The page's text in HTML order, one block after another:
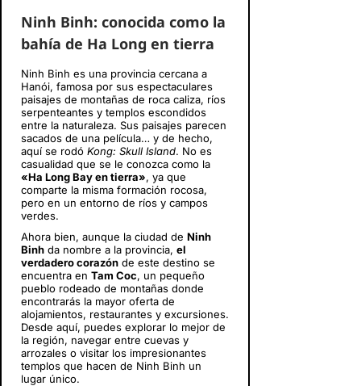
Ninh Binh: conocida como la
bahía de Ha Long en tierra
Ninh Binh es una provincia cercana a
Hanói, famosa por sus espectaculares
paisajes de montañas de roca caliza, ríos
serpenteantes y templos escondidos
entre la naturaleza. Sus paisajes parecen
sacados de una película… y de hecho,
aquí se rodó Kong: Skull Island. No es
casualidad que se le conozca como la
«Ha Long Bay en tierra», ya que
comparte la misma formación rocosa,
pero en un entorno de ríos y campos
verdes.
Ahora bien, aunque la ciudad de Ninh
Binh da nombre a la provincia, el
verdadero corazón de este destino se
encuentra en Tam Coc, un pequeño
pueblo rodeado de montañas donde
encontrarás la mayor oferta de
alojamientos, restaurantes y excursiones.
Desde aquí, puedes explorar lo mejor de
la región, navegar entre cuevas y
arrozales o visitar los impresionantes
templos que hacen de Ninh Binh un
lugar único.